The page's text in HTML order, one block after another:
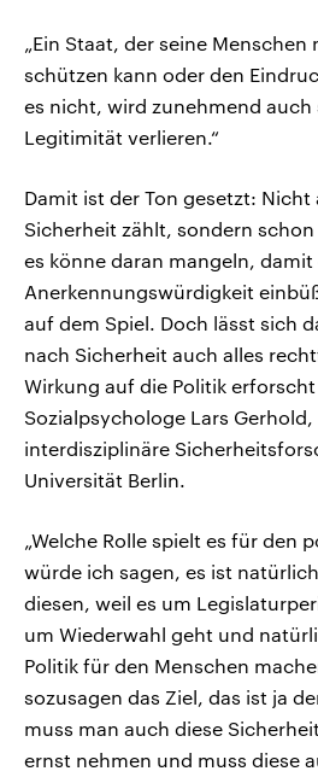
„Ein Staat, der seine
schützen kann oder den
es nicht, wird zunehmend auch
Legitimität verlieren.“
Damit ist der Ton gesetzt:
Sicherheit zählt, sondern
es könne daran mangeln, damit
Anerkennungswürdigkeit
auf dem Spiel. Doch lässt sich
nach Sicherheit auch alles
Wirkung auf die Politik
Sozialpsychologe Lars
interdisziplinäre
Universität Berlin.
„Welche Rolle spielt es für den
würde ich sagen, es ist
diesen, weil es um
um Wiederwahl geht und
Politik für den Menschen
sozusagen das Ziel, das ist ja
muss man auch diese
ernst nehmen und muss diese